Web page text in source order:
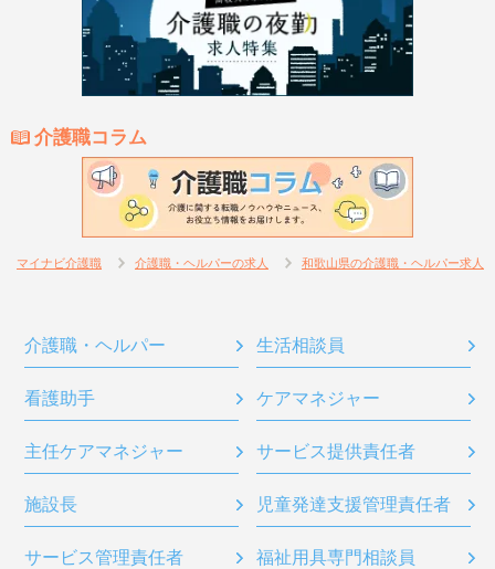
介護職コラム
マイナビ介護職 介護職・ヘルパーの求人 和歌山県の介護職・ヘルパー求人
介護職・ヘルパー 生活相談員
看護助手 ケアマネジャー
主任ケアマネジャー サービス提供責任者
施設長 児童発達支援管理責任者
サービス管理責任者 福祉用具専門相談員